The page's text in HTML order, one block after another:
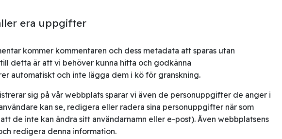
era uppgifter
kommer kommentaren och dess metadata att sparas utan
detta är att vi behöver kunna hitta och godkänna
automatiskt och inte lägga dem i kö för granskning.
sig på vår webbplats sparar vi även de personuppgifter de anger i
kan se, redigera eller radera sina personuppgifter när som
de inte kan ändra sitt användarnamn eller e-post). Även webbplatsens
redigera denna information.